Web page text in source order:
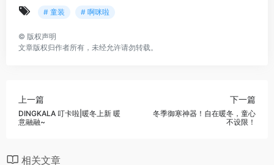
# 童装 # 啊咪啦
© 版权声明
文章版权归作者所有，未经允许请勿转载。
上一篇
DINGKALA 叮卡啦|暖冬上新 暖
意融融~
下一篇
冬季御寒神器！自在暖冬，童心
不设限！
相关文章